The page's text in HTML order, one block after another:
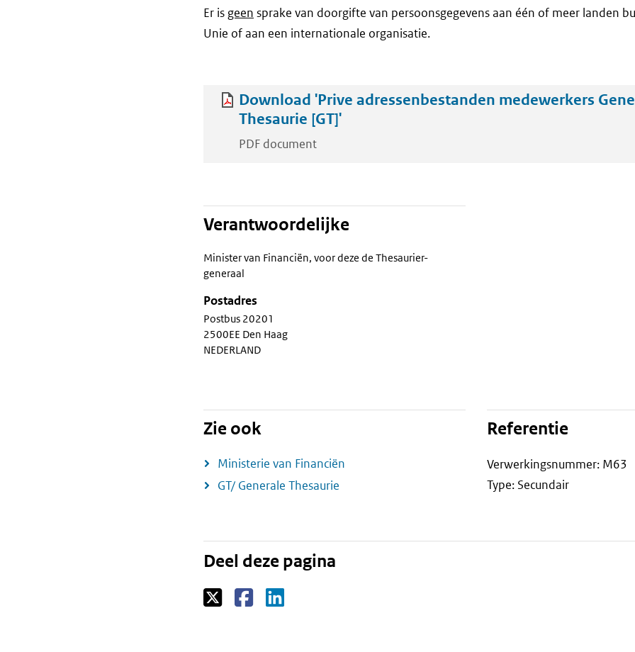
Er is geen sprake van doorgifte van persoonsgegevens aan één of meer landen
Unie of aan een internationale organisatie.
Download 'Prive adressenbestanden medewerkers
Thesaurie [GT]'
PDF document
Verantwoordelijke
Minister van Financiën, voor deze de Thesaurier-
generaal
Postadres
Postbus 20201
2500EE Den Haag
NEDERLAND
Zie ook
Ministerie van Financiën
GT/ Generale Thesaurie
Referentie
Verwerkingsnummer: M63
Type: Secundair
Deel deze pagina